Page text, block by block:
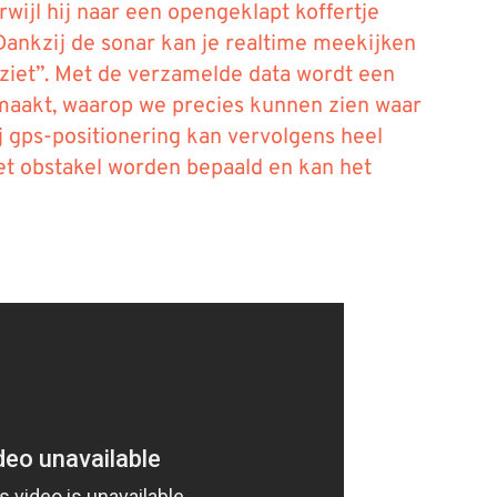
hij naar een opengeklapt koffertje
de sonar kan je realtime meekijken
Met de verzamelde data wordt een
waarop we precies kunnen zien waar
gps-positionering kan vervolgens heel
obstakel worden bepaald en kan het